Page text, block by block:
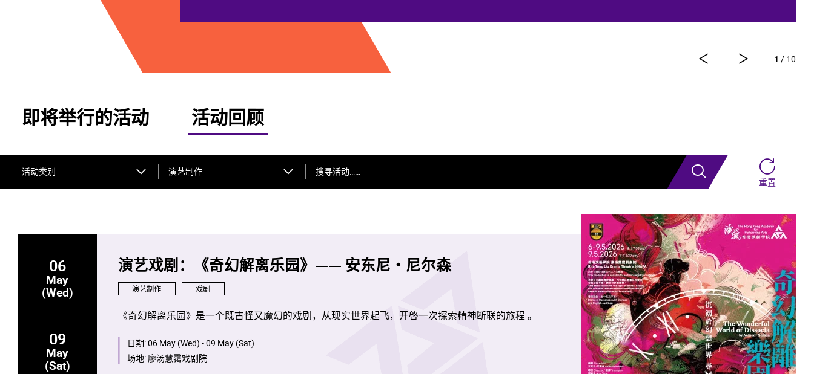
尔、付阳雪，多媒体设计胡天骥，灯光设计刘钊，造型设计徐彬，道具设计雷鹏1 / 10
即将举行的活动 活动回顾
活动类别 演艺制作
搜寻活动…… 搜索
重置
06
May
(Wed)
09
May
(Sat)
演艺戏剧：《奇幻解离乐园》—— 安东尼・尼尔森
演艺制作 戏剧
《奇幻解离乐园》是一个既古怪又魔幻的戏剧，从现实世界起飞，开啓一次探索精神断联的旅程 。
日期:06 May (Wed) - 09 May (Sat)
场地: 廖汤慧霭戏剧院